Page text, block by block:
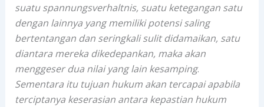
suatu spannungsverhaltnis, suatu ketegangan satu
dengan lainnya yang memiliki potensi saling
bertentangan dan seringkali sulit didamaikan, satu
diantara mereka dikedepankan, maka akan
menggeser dua nilai yang lain kesamping.
Sementara itu tujuan hukum akan tercapai apabila
terciptanya keserasian antara kepastian hukum